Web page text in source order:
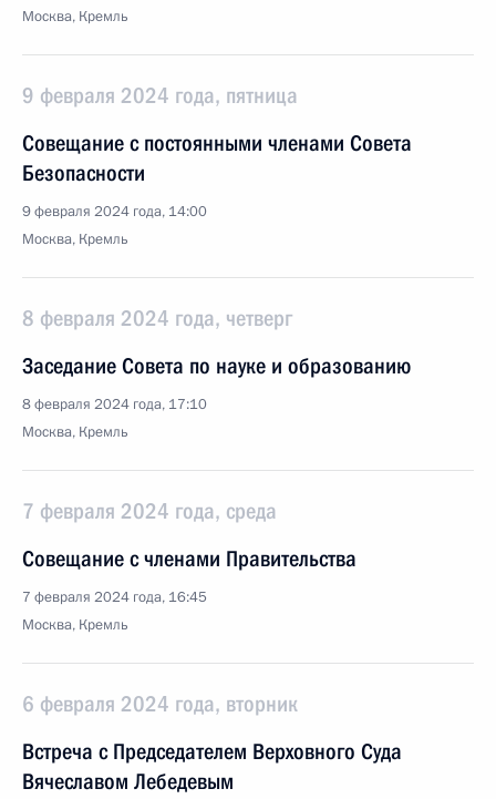
Москва, Кремль
9 февраля 2024 года, пятница
Совещание с постоянными членами Совета
Безопасности
9 февраля 2024 года, 14:00
Москва, Кремль
8 февраля 2024 года, четверг
Заседание Совета по науке и образованию
8 февраля 2024 года, 17:10
Москва, Кремль
7 февраля 2024 года, среда
Совещание с членами Правительства
7 февраля 2024 года, 16:45
Москва, Кремль
6 февраля 2024 года, вторник
Встреча с Председателем Верховного Суда
Вячеславом Лебедевым